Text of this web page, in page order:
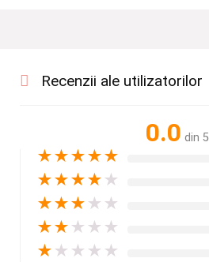
Recenzii ale utilizatorilor
0.0 din 5
★★★★★
★★★★ ★
★★★ ★ ★
★★ ★ ★ ★
★ ★ ★ ★ ★